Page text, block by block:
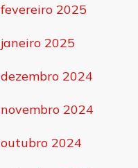
fevereiro 2025
janeiro 2025
dezembro 2024
novembro 2024
outubro 2024